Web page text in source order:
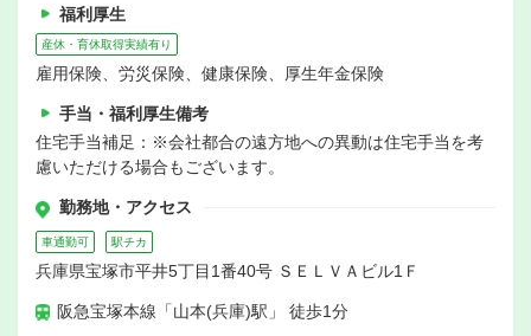
福利厚生
産休・育休取得実績有り
雇用保険、労災保険、健康保険、厚生年金保険
手当・福利厚生備考
住宅手当補足：※会社都合の遠方地への異動は住宅手当を考
慮いただける場合もございます。
勤務地・アクセス
車通勤可 駅チカ
兵庫県宝塚市平井5丁目1番40号 ＳＥＬＶＡビル1Ｆ
阪急宝塚本線「山本(兵庫)駅」 徒歩1分